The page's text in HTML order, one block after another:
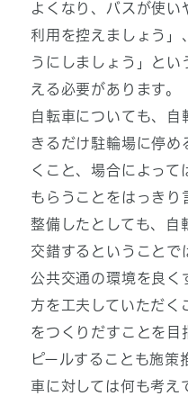
よくなり、バスが使い
利用を控えましょう」
うにしましょう」と
える必要があります。
自転車についても、
きるだけ駐輪場に停め
くこと、場合によって
もらうことをはっきり
整備したとしても、自
交錯するということで
公共交通の環境を良く
方を工夫していただく
をつくりだすことを目
ピールすることも施策
車に対しては何も考え